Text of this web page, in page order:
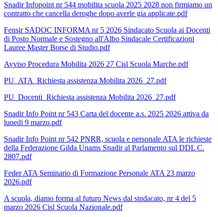
Snadir Infopoint nr 544 mobilita scuola 2025 2028 non firmiamo un
contratto che cancella deroghe dopo averle gia applicate.pdf
Fensir SADOC INFORMA nr 5 2026 Sindacato Scuola ai Docenti
di Posto Normale e Sostegno all'Albo Sindacale Certificazioni
Lauree Master Borse di Studio.pdf
Avviso Procedura Mobilita 2026 27 Cisl Scuola Marche.pdf
PU_ATA_Richiesta assistenza Mobilita 2026_27.pdf
PU_Docenti_Richiesta assistenza Mobilita 2026_27.pdf
Snadir Info Point nr 543 Carta del docente a.s. 2025 2026 attiva da
lunedi 9 marzo.pdf
Snadir Info Point nr 542 PNRR, scuola e personale ATA le richieste
della Federazione Gilda Unams Snadir al Parlamento sul DDL C.
2807.pdf
Feder ATA Seminario di Formazione Personale ATA 23 marzo
2026.pdf
A scuola, diamo forma al futuro News dal sindacato, nr 4 del 5
marzo 2026 Cisl Scuola Nazionale.pdf